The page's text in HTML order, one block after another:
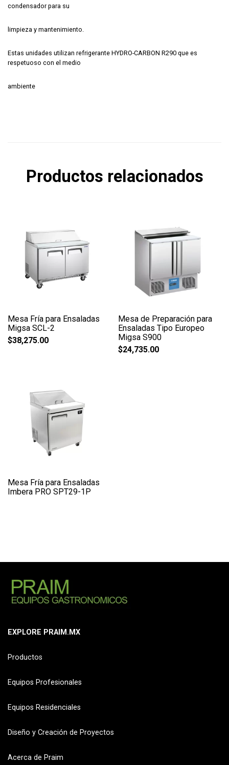
condensador para su
limpieza y mantenimiento.
Estas unidades utilizan refrigerante HYDRO-CARBON R290 que es
respetuoso con el medio
ambiente
Productos relacionados
Mesa Fría para Ensaladas
Migsa SCL-2
$38,275.00
Mesa de Preparación para
Ensaladas Tipo Europeo
Migsa S900
$24,735.00
Mesa Fría para Ensaladas
Imbera PRO SPT29-1P
EXPLORE PRAIM.MX
Productos
Equipos Profesionales
Equipos Residenciales
Diseño y Creación de Proyectos
Acerca de Praim